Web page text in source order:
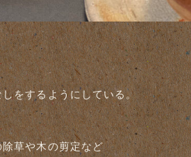
をするようにしている。
草や木の剪定など